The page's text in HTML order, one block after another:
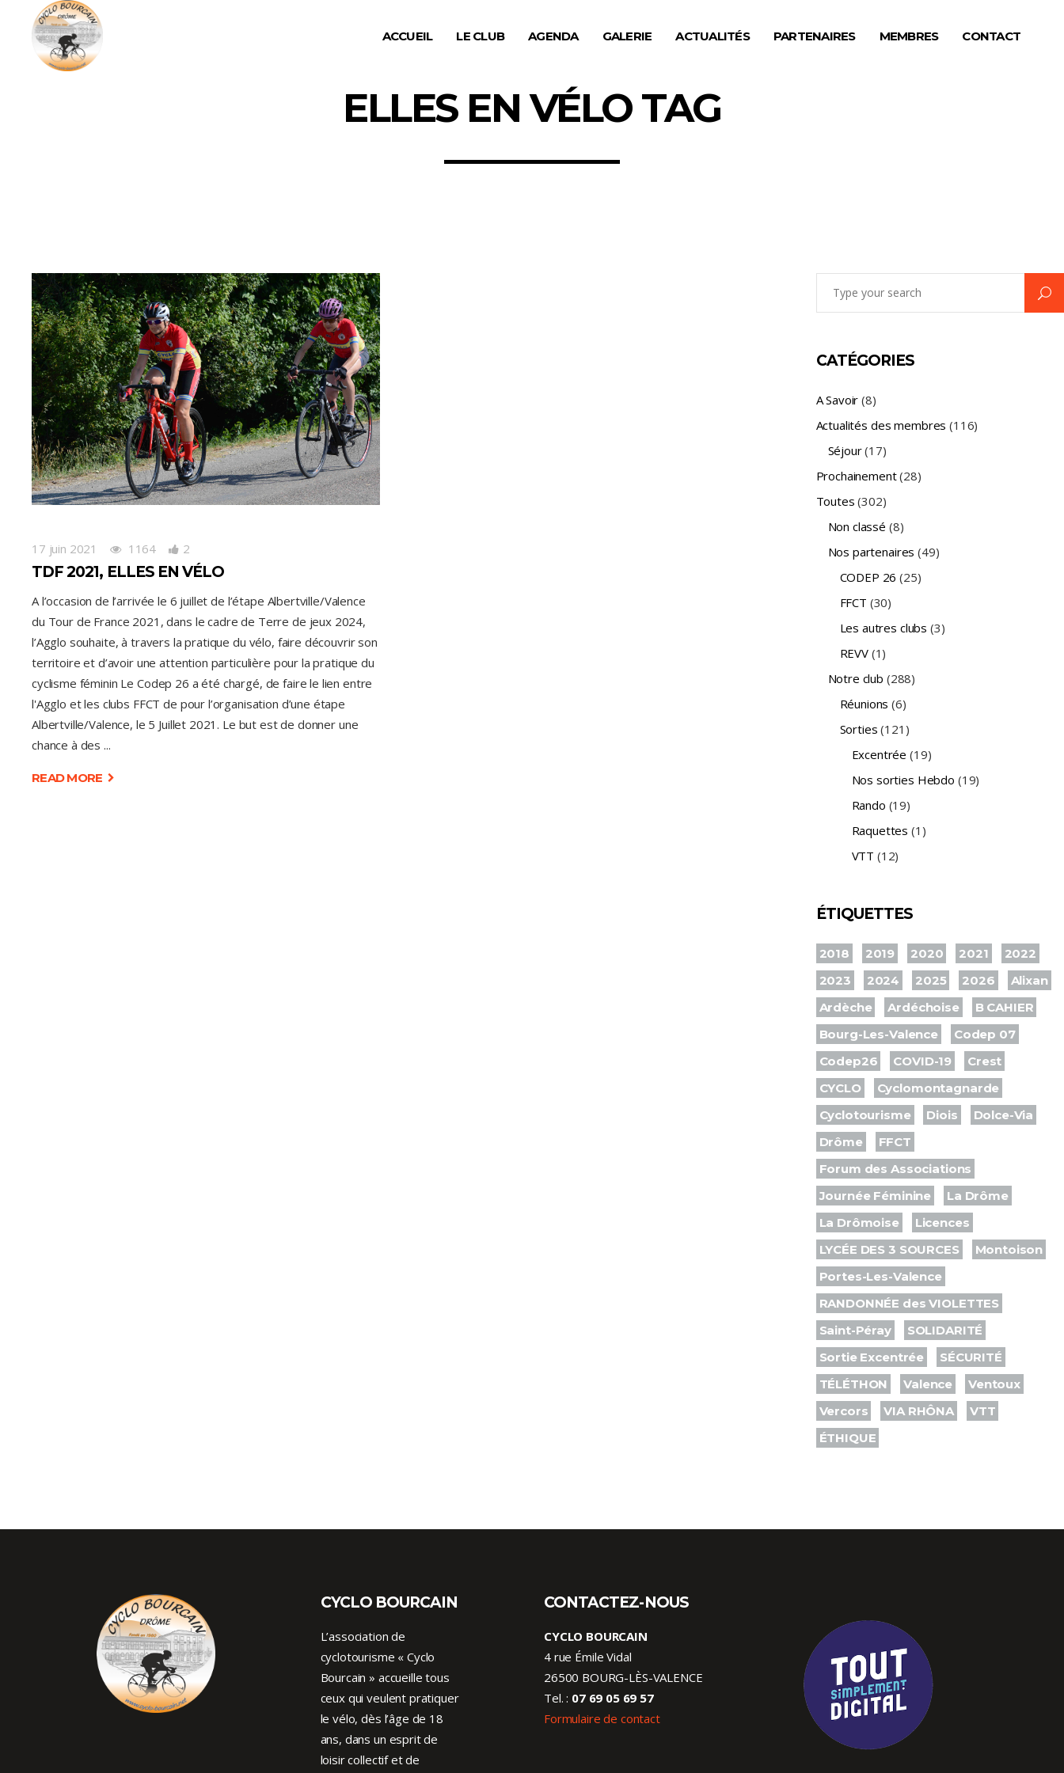
ACCUEIL LE CLUB AGENDA GALERIE ACTUALITÉS PARTENAIRES MEMBRES CONTACT
ELLES EN VÉLO TAG
17 juin 2021 1164 2
TDF 2021, ELLES EN VÉLO
A l’occasion de l’arrivée le 6 juillet de l’étape Albertville/Valence
du Tour de France 2021, dans le cadre de Terre de jeux 2024,
l’Agglo souhaite, à travers la pratique du vélo, faire découvrir son
territoire et d’avoir une attention particulière pour la pratique du
cyclisme féminin Le Codep 26 a été chargé, de faire le lien entre
l'Agglo et les clubs FFCT de pour l’organisation d’une étape
Albertville/Valence, le 5 Juillet 2021. Le but est de donner une
chance à des
READ MORE
CATÉGORIES
A Savoir (8)
Actualités des membres (116)
Séjour(17)
Prochainement(28)
Toutes (302)
Non classé (8)
Nos partenaires (49)
CODEP 26 (25)
FFCT (30)
Les autres clubs (3)
REVV(1)
Notre club (288)
Réunions (6)
Sorties (121)
Excentrée (19)
Nos sorties Hebdo (19)
Rando (19)
Raquettes (1)
VTT (12)
ÉTIQUETTES
2018 2019 2020 2021
2022
2023
2024 2025 2026
Alixan
Ardèche
Ardéchoise
B CAHIER
Bourg-Les-Valence
Codep 07
Codep26
COVID-19
Crest
CYCLO
Cyclomontagnarde
Cyclotourisme
Diois
Dolce-Via
Drôme
FFCT
Forum des Associations
Journée Féminine
La Drôme
La Drômoise
Licences
LYCÉE DES 3 SOURCES
Montoison
Portes-Les-Valence
RANDONNÉE des VIOLETTES
Saint-Péray
SOLIDARITÉ
Sortie Excentrée
SÉCURITÉ
TÉLÉTHON
Valence
Ventoux
Vercors
VIA RHÔNA
VTT
ÉTHIQUE
CYCLO BOURCAIN
L’association de
cyclotourisme « Cyclo
Bourcain » accueille tous
ceux qui veulent pratiquer
le vélo, dès l’âge de 18
ans, dans un esprit de
loisir collectif et de
CONTACTEZ-NOUS
CYCLO BOURCAIN
4 rue Émile Vidal
26500 BOURG-LÈS-VALENCE
Tel. : 07 69 05 69 57
Formulaire de contact